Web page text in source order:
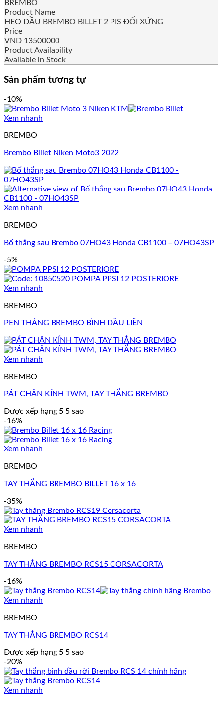
BREMBO
Product Name
HEO DẦU BREMBO BILLET 2 PIS ĐỐI XỨNG
Price
VND 13500000
Product Availability
Available in Stock
Sản phẩm tương tự
-10%
Xem nhanh
BREMBO
Brembo Billet Niken Moto3 2022
Xem nhanh
BREMBO
Bố thắng sau Brembo 07HO43 Honda CB1100 – 07HO43SP
-5%
Xem nhanh
BREMBO
PEN THẮNG BREMBO BÌNH DẦU LIỀN
Xem nhanh
BREMBO
PÁT CHÂN KÍNH TWM, TAY THẮNG BREMBO
Được xếp hạng 5 5 sao
-16%
Xem nhanh
BREMBO
TAY THẮNG BREMBO BILLET 16 x 16
-35%
Xem nhanh
BREMBO
TAY THẮNG BREMBO RCS15 CORSACORTA
-16%
Xem nhanh
BREMBO
TAY THẮNG BREMBO RCS14
Được xếp hạng 5 5 sao
-20%
Xem nhanh